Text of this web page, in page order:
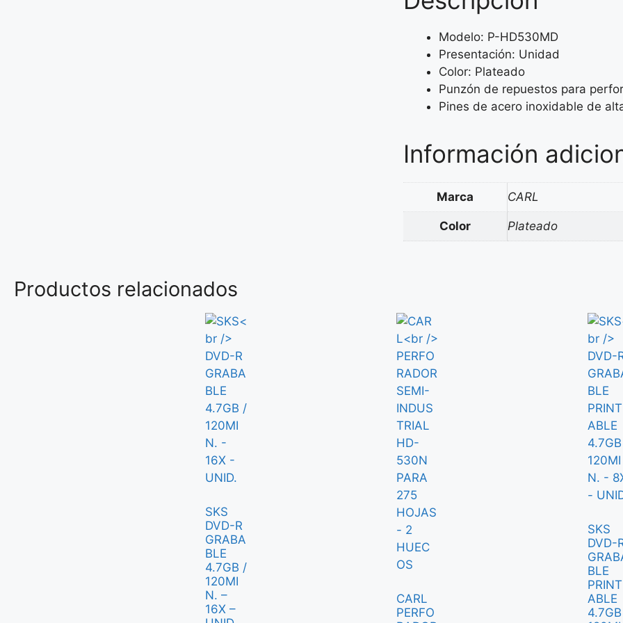
Modelo: P-HD530MD
Presentación: Unidad
Color: Plateado
Punzón de repuestos para
Pines de acero inoxidable de
Información
Marca CARL
Color Plateado
Productos relacionados
SKS
DVD-R
GRABA
BLE
4.7GB /
120MI
N. –
16X –
CARL
PERFO
SKS
DVD-
BLE
PRINT
ABLE